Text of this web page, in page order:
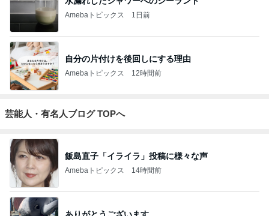
Amebaトピックス 1日前
自分の片付けを後回しにする理由
Amebaトピックス 12時間前
芸能人・有名人ブログ TOPへ
飯島直子「イライラ」投稿に様々な声
Amebaトピックス 14時間前
ありがとうございます